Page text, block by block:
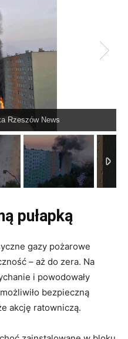
Rzeszów News
pułapką
gazy pożarowe
– aż do zera. Na
i powodowały
bezpieczną
akcję ratowniczą.